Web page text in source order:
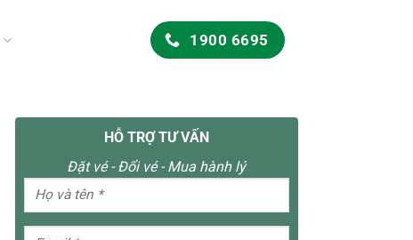
1900 6695
HỖ TRỢ TƯ VẤN
Đặt vé - Đổi vé - Mua hành lý